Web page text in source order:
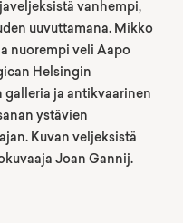
vanhempi,
uuvuttamana. Mikko
nuorempi veli Aapo
Helsingin
galleria ja antikvaarinen
ystävien
Kuvan veljeksistä
Joan Gannij.